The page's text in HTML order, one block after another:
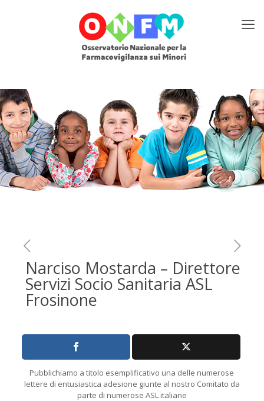
Narciso Mostarda – Direttore
Servizi Socio Sanitaria ASL
Frosinone
Pubblichiamo a titolo esemplificativo una delle numerose
lettere di entusiastica adesione giunte al nostro Comitato da
parte di numerose ASL italiane